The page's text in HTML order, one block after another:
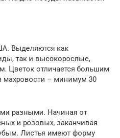
Выделяются как
так и высокорослые,
Цветок отличается большим
махровости – минимум 30
разными. Начиная от
и розовых, заканчивая
Листья имеют форму